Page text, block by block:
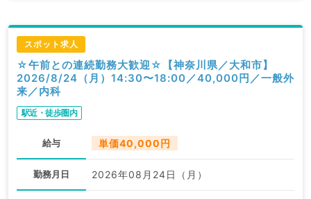
スポット求人
☆午前との連続勤務大歓迎☆【神奈川県／大和市】
2026/8/24（月）14:30〜18:00／40,000円／一般外
来／内科
駅近・徒歩圏内
給与 単価40,000円
勤務月日 2026年08月24日（月）